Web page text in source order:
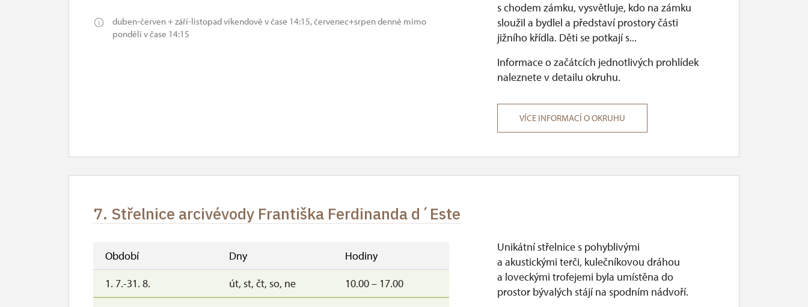
duben-červen + září-listopad víkendově v čase 14:15, červenec+srpen denně mimo
pondělí v čase 14:15
s chodem zámku, vysvětluje, kdo na zámku
sloužil a bydlel a představí prostory části
jižního křídla. Děti se potkají s...
Informace o začátcích jednotlivých prohlídek
naleznete v detailu okruhu.
VÍCE INFORMACÍ O OKRUHU
7. Střelnice arcivévody Františka Ferdinanda d´Este
Období Dny
Hodiny
1. 7.-31. 8.
út, st, čt, so, ne 10.00 – 17.00
Unikátní střelnice s pohyblivými
a akustickými terči, kulečníkovou dráhou
a loveckými trofejemi byla umístěna do
prostor bývalých stájí na spodním nádvoří.